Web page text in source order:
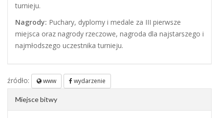
turnieju.
Nagrody: Puchary, dyplomy i medale za III pierwsze
miejsca oraz nagrody rzeczowe, nagroda dla najstarszego i
najmłodszego uczestnika turnieju.
źródło: www wydarzenie
Miejsce bitwy